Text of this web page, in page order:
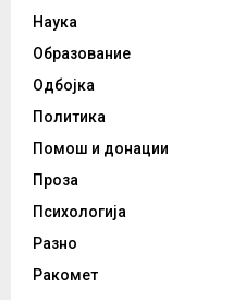
Наука
Образование
Одбојка
Политика
Помош и донации
Проза
Психологија
Разно
Ракомет